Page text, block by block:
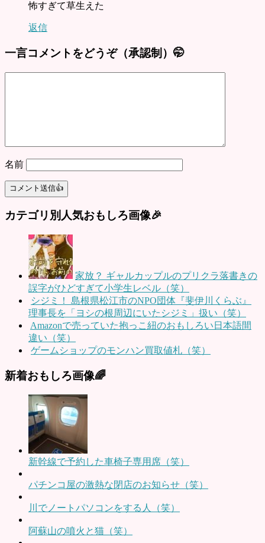
怖すぎて草生えた
返信
一言コメントをどうぞ（承認制）🤭
名前
カテゴリ別人気おもしろ画像🎉
家放？ ギャルカップルのプリクラ落書きの
誤字がひどすぎて小学生レベル（笑）
シジミ！ 島根県松江市のNPO団体『斐伊川くらぶ』
理事長を「ヨシの根周辺にいたシジミ」扱い（笑）
Amazonで売っていた抱っこ紐のおもしろい日本語間
違い（笑）
ゲームショップのモンハン買取値札（笑）
新着おもしろ画像🌈
新幹線で予約した車椅子専用席（笑）
パチンコ屋の激熱な閉店のお知らせ（笑）
川でノートパソコンをする人（笑）
阿蘇山の噴火と猫（笑）